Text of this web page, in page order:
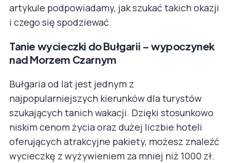
artykule podpowiadamy, jak szukać takich okazji
i czego się spodziewać.
Tanie wycieczki do Bułgarii – wypoczynek
nad Morzem Czarnym
Bułgaria od lat jest jednym z
najpopularniejszych kierunków dla turystów
szukających tanich wakacji. Dzięki stosunkowo
niskim cenom życia oraz dużej liczbie hoteli
oferujących atrakcyjne pakiety, możesz znaleźć
wycieczkę z wyżywieniem za mniej niż 1000 zł.